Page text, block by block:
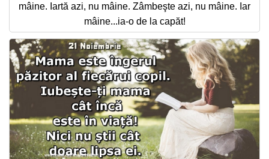
mâine. Iartă azi, nu mâine. Zâmbeşte azi, nu mâine. Iar
mâine...ia-o de la capăt!